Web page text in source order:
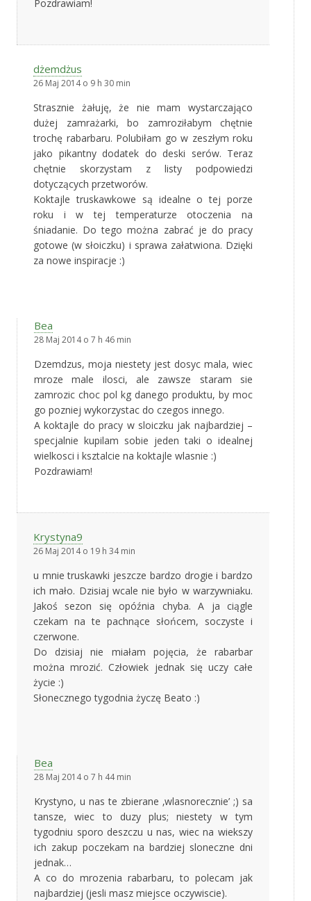
Pozdrawiam!
dżemdżus
26 Maj 2014 o 9 h 30 min
Strasznie żałuję, że nie mam wystarczająco
dużej zamrażarki, bo zamroziłabym chętnie
trochę rabarbaru. Polubiłam go w zeszłym roku
jako pikantny dodatek do deski serów. Teraz
chętnie skorzystam z listy podpowiedzi
dotyczących przetworów.
Koktajle truskawkowe są idealne o tej porze
roku i w tej temperaturze otoczenia na
śniadanie. Do tego można zabrać je do pracy
gotowe (w słoiczku) i sprawa załatwiona. Dzięki
za nowe inspiracje :)
Bea
28 Maj 2014 o 7 h 46 min
Dzemdzus, moja niestety jest dosyc mala, wiec
mroze male ilosci, ale zawsze staram sie
zamrozic choc pol kg danego produktu, by moc
go pozniej wykorzystac do czegos innego.
A koktajle do pracy w sloiczku jak najbardziej –
specjalnie kupilam sobie jeden taki o idealnej
wielkosci i ksztalcie na koktajle wlasnie :)
Pozdrawiam!
Krystyna9
26 Maj 2014 o 19 h 34 min
u mnie truskawki jeszcze bardzo drogie i bardzo
ich mało. Dzisiaj wcale nie było w warzywniaku.
Jakoś sezon się opóźnia chyba. A ja ciągle
czekam na te pachnące słońcem, soczyste i
czerwone.
Do dzisiaj nie miałam pojęcia, że rabarbar
można mrozić. Człowiek jednak się uczy całe
życie :)
Słonecznego tygodnia życzę Beato :)
Bea
28 Maj 2014 o 7 h 44 min
Krystyno, u nas te zbierane ‚wlasnorecznie’ ;) sa
tansze, wiec to duzy plus; niestety w tym
tygodniu sporo deszczu u nas, wiec na wiekszy
ich zakup poczekam na bardziej sloneczne dni
jednak…
A co do mrozenia rabarbaru, to polecam jak
najbardziej (jesli masz miejsce oczywiscie).